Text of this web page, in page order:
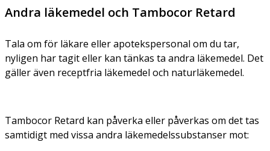
Andra läkemedel och Tambocor Retard
Tala om för läkare eller apotekspersonal om du tar,
nyligen har tagit eller kan tänkas ta andra läkemedel. Det
gäller även receptfria läkemedel och naturläkemedel.
Tambocor Retard kan påverka eller påverkas om det tas
samtidigt med vissa andra läkemedelssubstanser mot: